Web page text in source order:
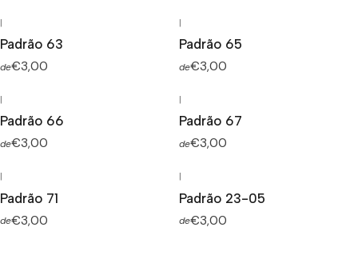
|
Padrão 63
de€3,00
|
Padrão 65
de€3,00
|
Padrão 66
de€3,00
|
Padrão 67
de€3,00
|
Padrão 71
de€3,00
|
Padrão 23-05
de€3,00